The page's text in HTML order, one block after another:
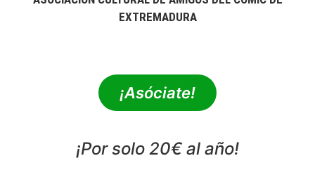
EXTREMADURA
¡Asóciate!
¡Por solo 20€ al año!